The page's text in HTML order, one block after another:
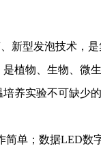
新型发泡技术，
植物、生物、微
养实验不可缺少的
单；数据LED数